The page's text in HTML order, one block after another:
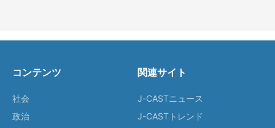
コンテンツ
社会
政治
関連サイト
J-CASTニュース
J-CASTトレンド